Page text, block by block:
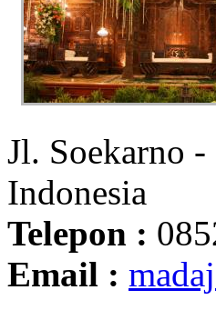
Jl. Soekarno
Indonesia
Telepon :
Email :